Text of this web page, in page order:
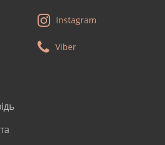
Instagram
Viber